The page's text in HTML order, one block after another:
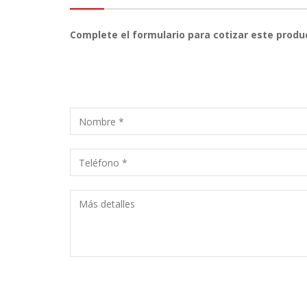
Complete el formulario para cotizar este